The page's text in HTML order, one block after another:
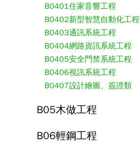
B0401住家音響工程
B0402新型智慧自動化工程
B0403通訊系統工程
B0404網路資訊系統工程
B0405安全門禁系統工程
B0406視訊系統工程
B0407設計繪圖、簽證類
B05木做工程
B06輕鋼工程